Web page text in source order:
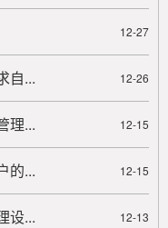
12-27
自... 12-26
理... 12-15
的... 12-15
设... 12-13
和分类
法向室内供给热量，
的生活条件或工作条
些问题？
么大多数情况下，很
在北方地区算得上是